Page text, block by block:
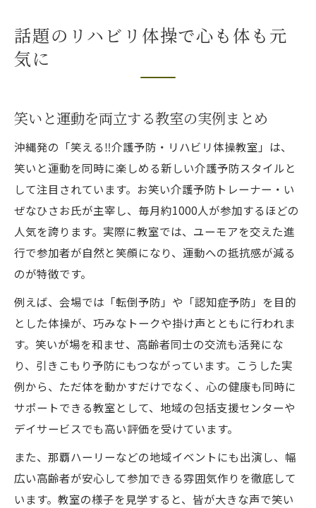
話題のリハビリ体操で心も体も元
気に
笑いと運動を両立する教室の実例まとめ
沖縄発の「笑える‼️介護予防・リハビリ体操教室」は、
笑いと運動を同時に楽しめる新しい介護予防スタイルと
して注目されています。お笑い介護予防トレーナー・い
ぜなひさお氏が主宰し、毎月約1000人が参加するほどの
人気を誇ります。実際に教室では、ユーモアを交えた進
行で参加者が自然と笑顔になり、運動への抵抗感が減る
のが特徴です。
例えば、会場では「転倒予防」や「認知症予防」を目的
とした体操が、巧みなトークや掛け声とともに行われま
す。笑いが場を和ませ、高齢者同士の交流も活発にな
り、引きこもり予防にもつながっています。こうした実
例から、ただ体を動かすだけでなく、心の健康も同時に
サポートできる教室として、地域の包括支援センターや
デイサービスでも高い評価を受けています。
また、那覇ハーリーなどの地域イベントにも出演し、幅
広い高齢者が安心して参加できる雰囲気作りを徹底して
います。教室の様子を見学すると、皆が大きな声で笑い